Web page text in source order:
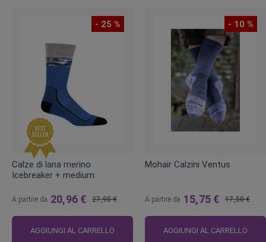
- 25 %
Calze di lana merino
Icebreaker + medium
A partire da 20,96 €
regolare
27,95 €
AGGIUNGI AL CARRELLO
- 10 %
Mohair Calzini Ventus
A partire da 15,75 €
regolare
17,50 €
AGGIUNGI AL CARRELLO